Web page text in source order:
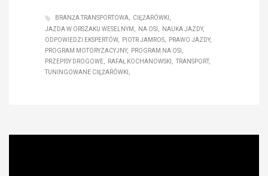
BRANŻA TRANSPORTOWA
CIĘŻARÓWKI
JAZDA W ORSZAKU WESELNYM
NA OSI
NAUKA JAZDY
ODPOWIEDZI EKSPERTÓW
PIOTR JAMROS
PRAWO JAZDY
PROGRAM MOTORYZACYJNY
PROGRAM NA OSI
PRZEPISY DROGOWE
RAFAŁ KOCHANOWSKI
TRANSPORT
TUNINGOWANE CIĘŻARÓWKI